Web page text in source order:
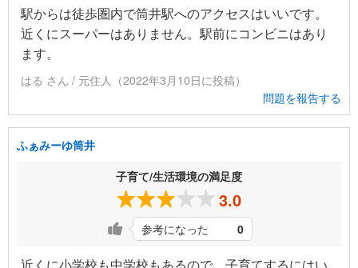
駅からは徒歩圏内で筒井駅へのアクセスはいいです。
近くにスーパーはありません。駅前にコンビニはあり
ます。
はる さん / 元住人（2022年3月10日に投稿）
問題を報告する
ふぁみーゆ筒井
子育て/生活環境の満足度
3.0
参考になった 0